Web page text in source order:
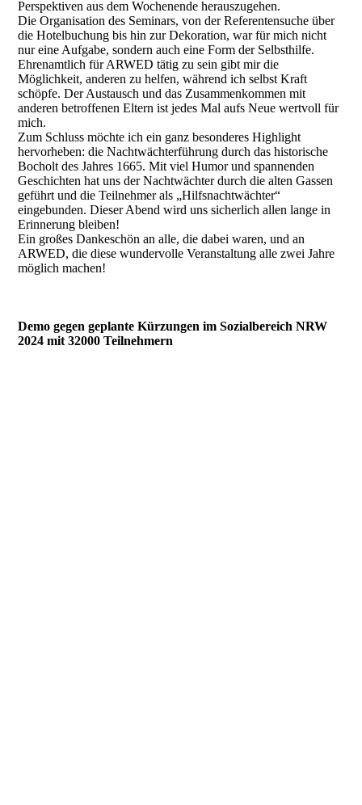
Perspektiven aus dem Wochenende herauszugehen.
Die Organisation des Seminars, von der Referentensuche über
die Hotelbuchung bis hin zur Dekoration, war für mich nicht
nur eine Aufgabe, sondern auch eine Form der Selbsthilfe.
Ehrenamtlich für ARWED tätig zu sein gibt mir die
Möglichkeit, anderen zu helfen, während ich selbst Kraft
schöpfe. Der Austausch und das Zusammenkommen mit
anderen betroffenen Eltern ist jedes Mal aufs Neue wertvoll für
mich.
Zum Schluss möchte ich ein ganz besonderes Highlight
hervorheben: die Nachtwächterführung durch das historische
Bocholt des Jahres 1665. Mit viel Humor und spannenden
Geschichten hat uns der Nachtwächter durch die alten Gassen
geführt und die Teilnehmer als „Hilfsnachtwächter“
eingebunden. Dieser Abend wird uns sicherlich allen lange in
Erinnerung bleiben!
Ein großes Dankeschön an alle, die dabei waren, und an
ARWED, die diese wundervolle Veranstaltung alle zwei Jahre
möglich machen!
Demo gegen geplante Kürzungen im Sozialbereich NRW
2024 mit 32000 Teilnehmern